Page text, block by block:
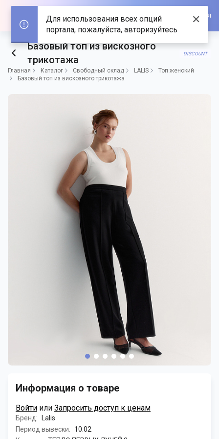
Войти/Зарегистрироваться
Базовый топ из вискозного
трикотажа
DISCOUNT
Главная Каталог Свободный склад LALIS
Топ женский
Базовый топ из вискозного трикотажа
Информация о товаре
Войти или Запросить доступ к ценам
Бренд:
Lalis
Период вывески:
10.02
Для использования всех опций
портала, пожалуйста, авторизуйтесь
✕